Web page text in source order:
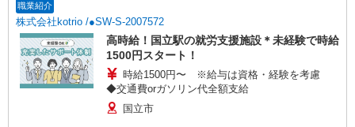
・介護福祉士 など
職業紹介
株式会社kotrio /●SW-S-2007572
高時給！国立駅の就労支援施設＊未経験で時給
1500円スタート！
時給1500円〜 ※給与は資格・経験を考慮
◆交通費orガソリン代全額支給
国立市